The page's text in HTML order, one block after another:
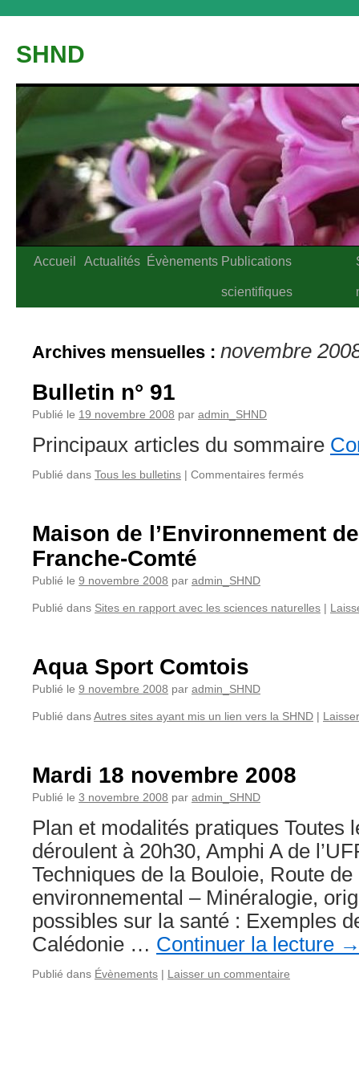
contenu
SHND
Accueil Actualités Évènements Publications
scientifiques
Archives mensuelles : novembre
Bulletin n° 91
Publié le 19 novembre 2008 par admin_SHND
Principaux articles du sommaire
Publié dans Tous les bulletins | Commentaires ferméssur
Maison de l’Environnement
Franche-Comté
Publié le 9 novembre 2008 par admin_SHND
Publié dans Sites en rapport avec les sciences naturelles |
Aqua Sport Comtois
Publié le 9 novembre 2008 par admin_SHND
Publié dansAutres sites ayant mis un lien vers la SHND |
Mardi 18 novembre 2008
Publié le 3 novembre 2008 par admin_SHND
Plan et modalités pratiques Toutes
déroulent à 20h30, Amphi A de
Techniques de la Bouloie, Route de
environnemental – Minéralogie,
possibles sur la santé : Exemples
Calédonie … Continuer la lecture
Publié dans Évènements | Laisser un commentaire